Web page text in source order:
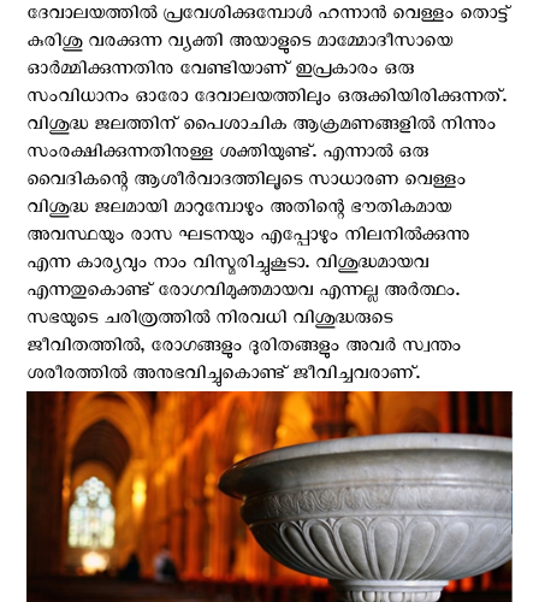
ദേവാലയത്തിൽ പ്രവേശിക്കുമ്പോൾ ഹന്നാൻ വെള്ളം തൊട്ട്
കുരിശു വരക്കുന്ന വ്യക്തി അയാളുടെ മാമ്മോദീസായെ
ഓർമ്മിക്കുന്നതിനു വേണ്ടിയാണ് ഇപ്രകാരം ഒരു
സംവിധാനം ഓരോ ദേവാലയത്തിലും ഒരുക്കിയിരിക്കുന്നത്.
വിശുദ്ധ ജലത്തിന് പൈശാചിക ആക്രമണങ്ങളിൽ നിന്നും
സംരക്ഷിക്കുന്നതിനുള്ള ശക്തിയുണ്ട്. എന്നാൽ ഒരു
വൈദികന്റെ ആശീർവാദത്തിലൂടെ സാധാരണ വെള്ളം
വിശുദ്ധ ജലമായി മാറുമ്പോഴും അതിന്റെ ഭൗതികമായ
അവസ്ഥയും രാസ ഘടനയും എപ്പോഴും നിലനിൽക്കുന്നു
എന്ന കാര്യവും നാം വിസ്മരിച്ചുകൂടാ. വിശുദ്ധമായവ
എന്നതുകൊണ്ട് രോഗവിമുക്തമായവ എന്നല്ല അർത്ഥം.
സഭയുടെ ചരിത്രത്തിൽ നിരവധി വിശുദ്ധരുടെ
ജീവിതത്തിൽ, രോഗങ്ങളും ദുരിതങ്ങളും അവർ സ്വന്തം
ശരീരത്തിൽ അനുഭവിച്ചുകൊണ്ട് ജീവിച്ചവരാണ്.